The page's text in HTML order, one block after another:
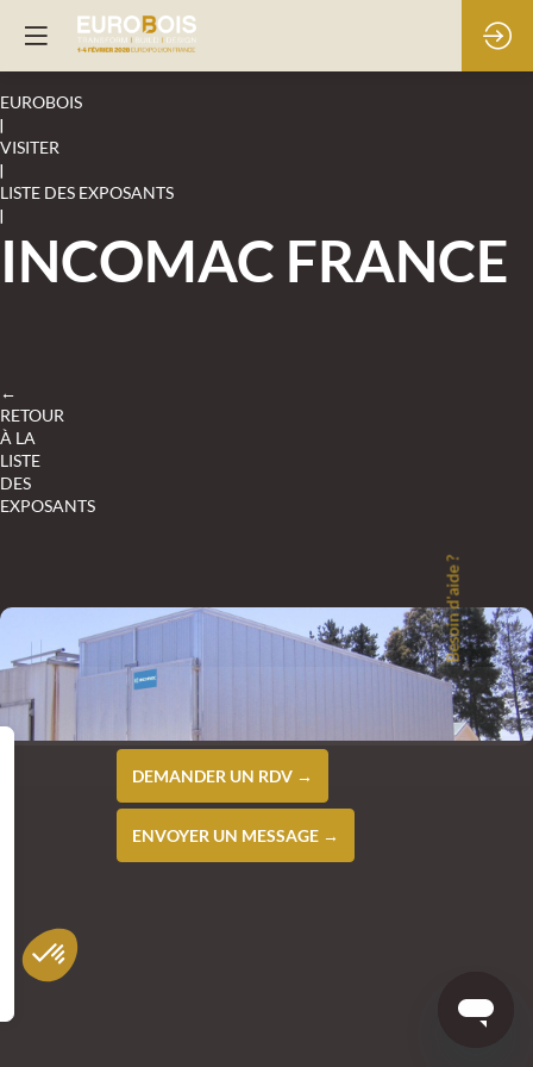
EUROBOIS
|
VISITER
|
LISTE DES EXPOSANTS
|
INCOMAC FRANCE
←
RETOUR
À LA
LISTE
DES
EXPOSANTS
DEMANDER UN RDV →
ENVOYER UN MESSAGE →
Besoin d'aide ?